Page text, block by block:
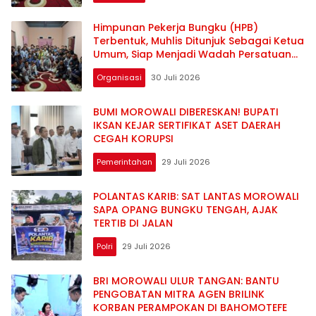
Himpunan Pekerja Bungku (HPB)
Terbentuk, Muhlis Ditunjuk Sebagai Ketua
Umum, Siap Menjadi Wadah Persatuan
dan Perjuangan Pekerja
Organisasi 30 Juli 2026
BUMI MOROWALI DIBERESKAN! BUPATI
IKSAN KEJAR SERTIFIKAT ASET DAERAH
CEGAH KORUPSI
Pemerintahan 29 Juli 2026
POLANTAS KARIB: SAT LANTAS MOROWALI
SAPA OPANG BUNGKU TENGAH, AJAK
TERTIB DI JALAN
Polri 29 Juli 2026
BRI MOROWALI ULUR TANGAN: BANTU
PENGOBATAN MITRA AGEN BRILINK
KORBAN PERAMPOKAN DI BAHOMOTEFE